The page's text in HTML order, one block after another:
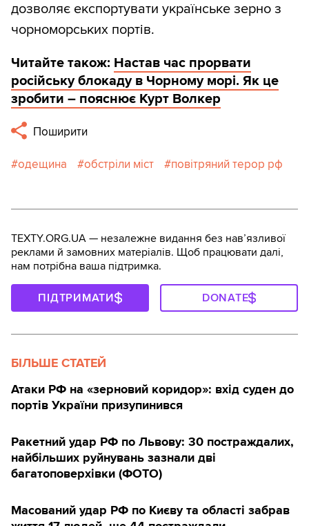
дозволяє експортувати українське зерно з
чорноморських портів.
Читайте також: Настав час прорвати
російську блокаду в Чорному морі. Як це
зробити – пояснює Курт Волкер
Поширити
одещина обстріли міст повітряний терор рф
TEXTY.ORG.UA — незалежне видання без навʼязливої
реклами й замовних матеріалів. Щоб працювати далі,
нам потрібна ваша підтримка.
ПІДТРИМАТИ DONATE
БІЛЬШЕ СТАТЕЙ
Атаки РФ на «зерновий коридор»: вхід суден до
портів України призупинився
Ракетний удар РФ по Львову: 30 постраждалих,
найбільших руйнувань зазнали дві
багатоповерхівки (ФОТО)
Масований удар РФ по Києву та області забрав